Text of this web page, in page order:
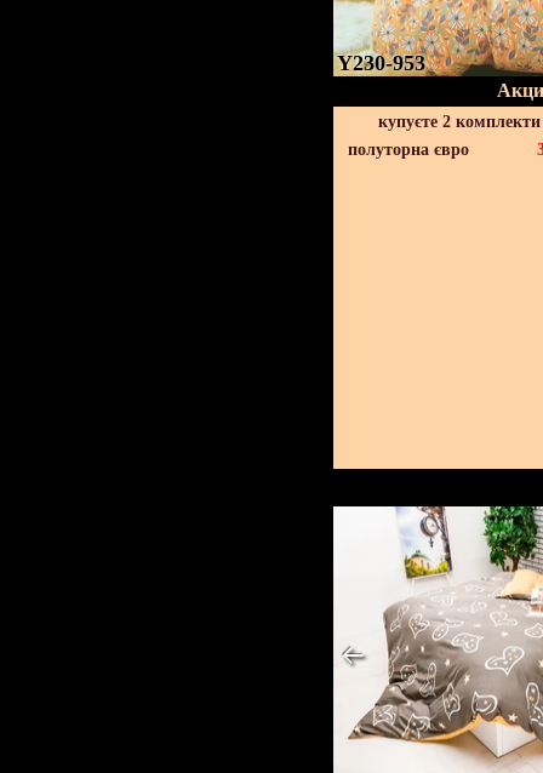
Y230-953
купуєте 2
полуторна євро